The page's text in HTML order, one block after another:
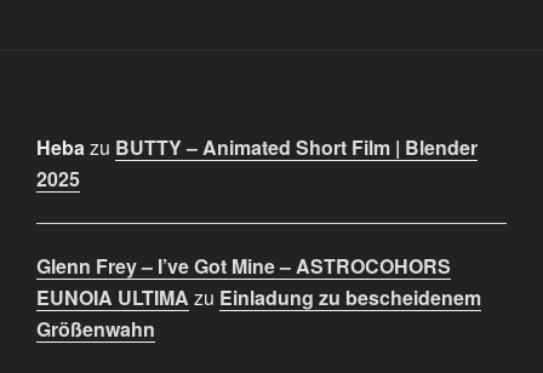
Hebazu BUTTY – Animated Short Film | Blender
2025
Glenn Frey – I’ve Got Mine – ASTROCOHORS
EUNOIA ULTIMA zu Einladung zu bescheidenem
Größenwahn